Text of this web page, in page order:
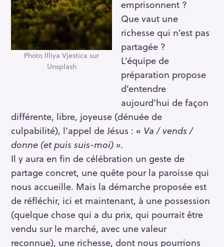
Photo Illiya Vjestica sur
Unsplash
emprisonnent ?
Que vaut une
richesse qui n’est pas
partagée ?
L’équipe de
préparation propose
d’entendre
aujourd’hui de façon
différente, libre, joyeuse (dénuée de
culpabilité), l’appel de Jésus : « Va / vends /
donne (et puis suis-moi) ».
Il y aura en fin de célébration un geste de
partage concret, une quête pour la paroisse qui
nous accueille. Mais la démarche proposée est
de réfléchir, ici et maintenant, à une possession
(quelque chose qui a du prix, qui pourrait être
vendu sur le marché, avec une valeur
reconnue), une richesse, dont nous pourrions